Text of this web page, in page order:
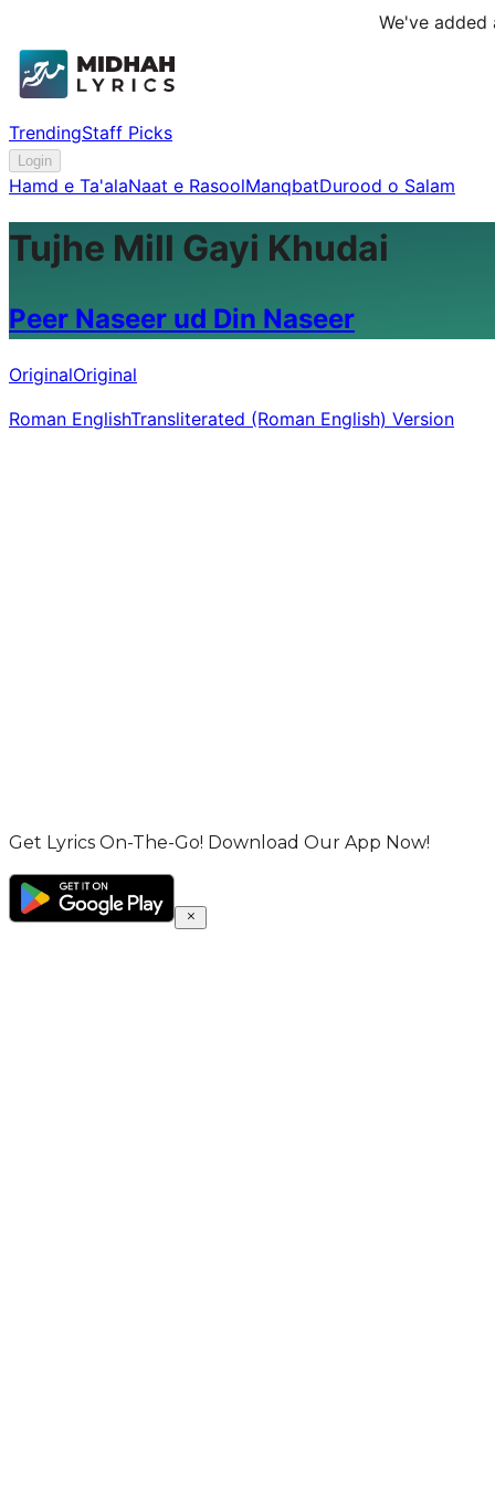
We've
TrendingStaff Picks
Login
Hamd e Ta'alaNaat e RasoolManqbatDurood o Salam
Tujhe Mill Gayi Khudai
Peer Naseer ud Din Naseer
OriginalOriginal
Roman EnglishTransliterated (Roman English) Version
Get Lyrics On-The-Go! Download Our App Now!